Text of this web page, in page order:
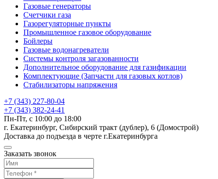
Газовые генераторы
Счетчики газа
Газорегуляторные пункты
Промышленное газовое оборудование
Бойлеры
Газовые водонагреватели
Системы контроля загазованности
Дополнительное оборудование для газификации
Комплектующие (Запчасти для газовых котлов)
Стабилизаторы напряжения
+7 (343) 227-80-04
+7 (343) 382-24-41
Пн-Пт, с 10:00 до 18:00
г. Екатеринбург, Сибирский тракт (дублер), 6 (Домострой)
Доставка до подъезда в черте г.Екатеринбурга
Заказать звонок